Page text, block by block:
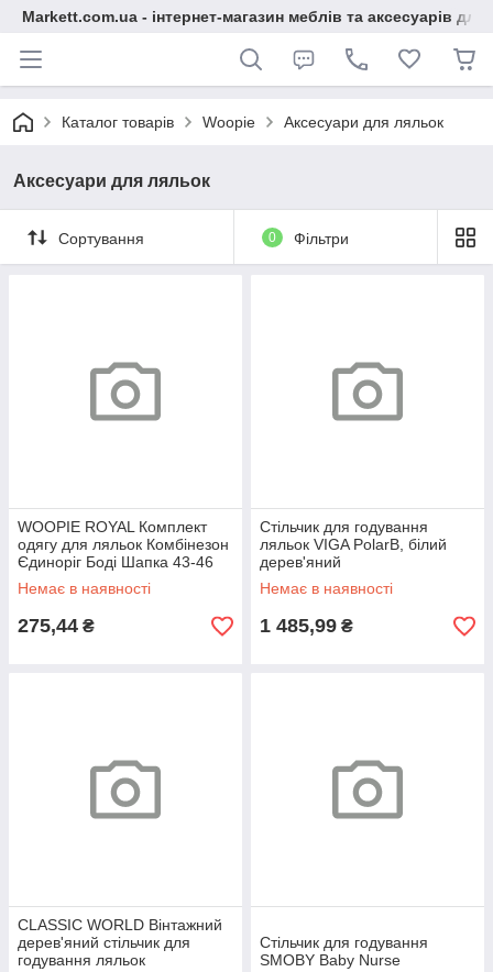
Markett.com.ua - інтернет-магазин меблів та аксесуарів для
Каталог товарів Woopie Аксесуари для ляльок
Аксесуари для ляльок
Сортування 0 Фільтри
WOOPIE ROYAL Комплект
одягу для ляльок Комбінезон
Єдиноріг Боді Шапка 43-46
см
Немає в наявності
275,44 ₴
Стільчик для годування
ляльок VIGA PolarB, білий
дерев'яний
Немає в наявності
1 485,99 ₴
CLASSIC WORLD Вінтажний
дерев'яний стільчик для
годування ляльок
Стільчик для годування
SMOBY Baby Nurse